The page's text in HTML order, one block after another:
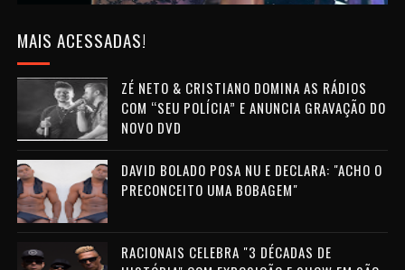
MAIS ACESSADAS!
ZÉ NETO & CRISTIANO DOMINA AS RÁDIOS
COM “SEU POLÍCIA” E ANUNCIA GRAVAÇÃO DO
NOVO DVD
DAVID BOLADO POSA NU E DECLARA: "ACHO O
PRECONCEITO UMA BOBAGEM"
RACIONAIS CELEBRA "3 DÉCADAS DE